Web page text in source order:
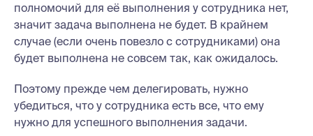
полномочий для её выполнения у сотрудника нет,
значит задача выполнена не будет. В крайнем
случае (если очень повезло с сотрудниками) она
будет выполнена не совсем так, как ожидалось.
Поэтому прежде чем делегировать, нужно
убедиться, что у сотрудника есть все, что ему
нужно для успешного выполнения задачи.